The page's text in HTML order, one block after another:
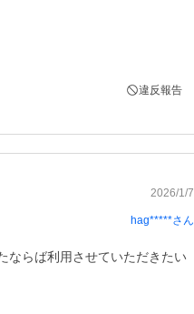
違反報告
2026/1/7
hag*****さん
ならば利用させていただきたい